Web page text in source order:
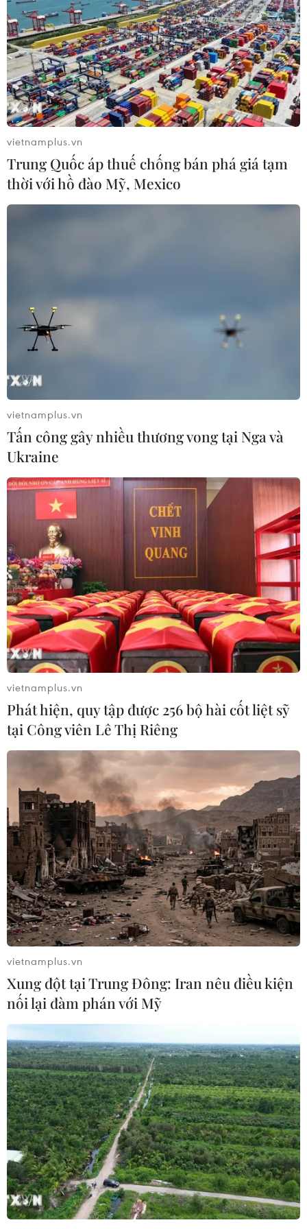
vietnamplus.vn
Trung Quốc áp thuế chống bán phá giá tạm
thời với hồ đào Mỹ, Mexico
vietnamplus.vn
Tấn công gây nhiều thương vong tại Nga và
Ukraine
vietnamplus.vn
Phát hiện, quy tập được 256 bộ hài cốt liệt sỹ
tại Công viên Lê Thị Riêng
vietnamplus.vn
Xung đột tại Trung Đông: Iran nêu điều kiện
nối lại đàm phán với Mỹ